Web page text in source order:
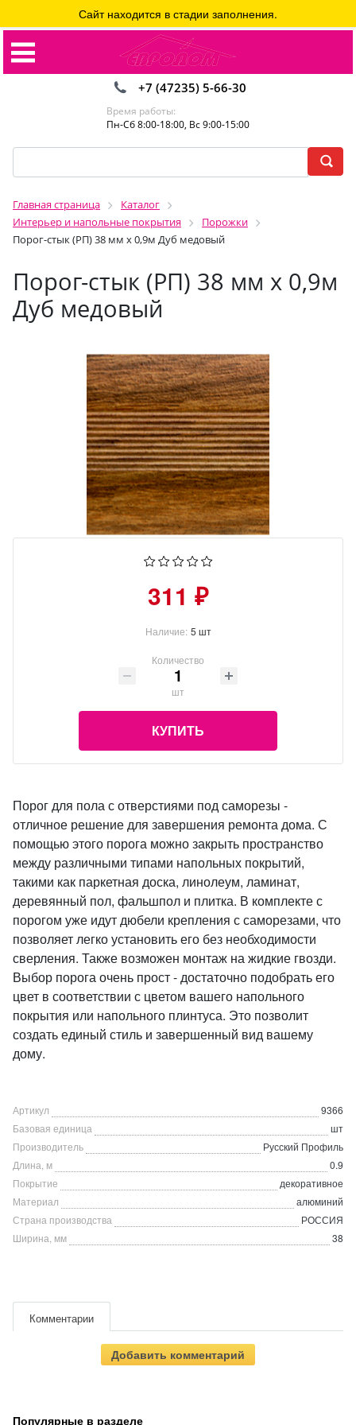
+7 (47235) 5-66-30
Время работы:
Пн-Сб 8:00-18:00, Вс 9:00-15:00
Главная страница
Каталог
Интерьер и напольные покрытия
Порожки
Порог-стык (РП) 38 мм х 0,9м Дуб медовый
Порог-стык (РП) 38 мм х 0,9м
Дуб медовый
Сайт находится в стадии заполнения.
311 ₽
Наличие: 5 шт
Количество
шт
КУПИТЬ
Порог для пола с отверстиями под саморезы -
отличное решение для завершения ремонта дома. С
помощью этого порога можно закрыть пространство
между различными типами напольных покрытий,
такими как паркетная доска, линолеум, ламинат,
деревянный пол, фальшпол и плитка. В комплекте с
порогом уже идут дюбели крепления с саморезами, что
позволяет легко установить его без необходимости
сверления. Также возможен монтаж на жидкие гвозди.
Выбор порога очень прост - достаточно подобрать его
цвет в соответствии с цветом вашего напольного
покрытия или напольного плинтуса. Это позволит
создать единый стиль и завершенный вид вашему
дому.
Артикул
9366
Базовая единица
шт
Производитель
Русский Профиль
Длина, м
0.9
Покрытие
декоративное
Материал
алюминий
Страна производства
РОССИЯ
Ширина, мм
38
Комментарии
Добавить комментарий
Популярные в разделе